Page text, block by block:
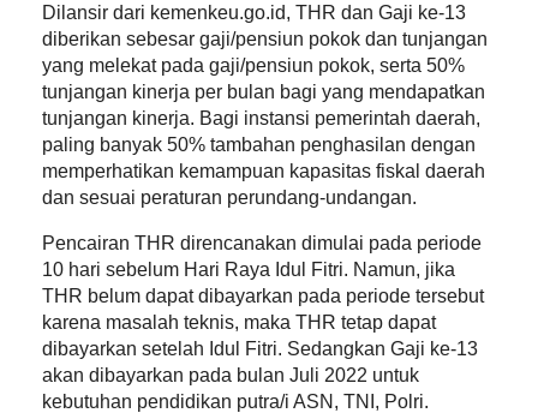
Dilansir dari kemenkeu.go.id, THR dan Gaji ke-13
diberikan sebesar gaji/pensiun pokok dan tunjangan
yang melekat pada gaji/pensiun pokok, serta 50%
tunjangan kinerja per bulan bagi yang mendapatkan
tunjangan kinerja. Bagi instansi pemerintah daerah,
paling banyak 50% tambahan penghasilan dengan
memperhatikan kemampuan kapasitas fiskal daerah
dan sesuai peraturan perundang-undangan.
Pencairan THR direncanakan dimulai pada periode
10 hari sebelum Hari Raya Idul Fitri. Namun, jika
THR belum dapat dibayarkan pada periode tersebut
karena masalah teknis, maka THR tetap dapat
dibayarkan setelah Idul Fitri. Sedangkan Gaji ke-13
akan dibayarkan pada bulan Juli 2022 untuk
kebutuhan pendidikan putra/i ASN, TNI, Polri.